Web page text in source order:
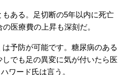
ある。足切断の5年以内に死亡
医療費の上昇も深刻だ。
予防が可能です。糖尿病のある
でも足の異変に気が付いたら医
ワード氏は言う。